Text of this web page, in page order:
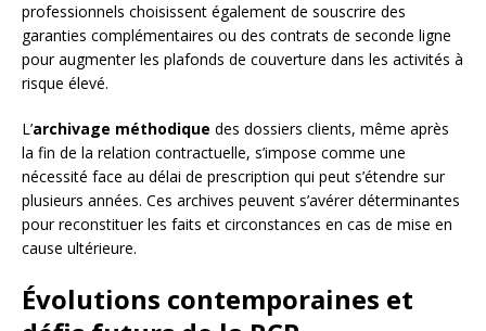
professionnels choisissent également de souscrire des
garanties complémentaires ou des contrats de seconde ligne
pour augmenter les plafonds de couverture dans les activités à
risque élevé.
L’archivage méthodique des dossiers clients, même après
la fin de la relation contractuelle, s’impose comme une
nécessité face au délai de prescription qui peut s’étendre sur
plusieurs années. Ces archives peuvent s’avérer déterminantes
pour reconstituer les faits et circonstances en cas de mise en
cause ultérieure.
Évolutions contemporaines et